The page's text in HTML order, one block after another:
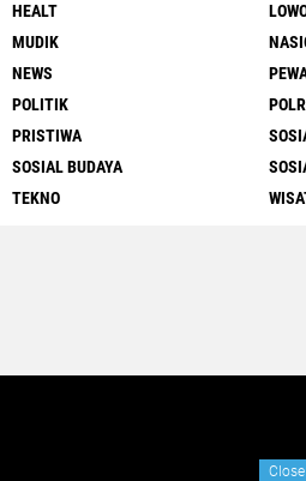
HEALT
MUDIK
NEWS
POLITIK
PRISTIWA
SOSIAL BUDAYA
TEKNO
Close